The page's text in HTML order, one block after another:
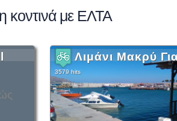
κοντινά με ΕΛΤΑ
Λιμάνι Μακρύ
3579 hits